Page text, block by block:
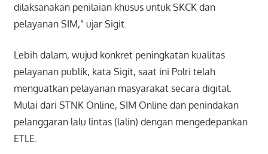
dilaksanakan penilaian khusus untuk SKCK dan
pelayanan SIM,” ujar Sigit.
Lebih dalam, wujud konkret peningkatan kualitas
pelayanan publik, kata Sigit, saat ini Polri telah
menguatkan pelayanan masyarakat secara digital.
Mulai dari STNK Online, SIM Online dan penindakan
pelanggaran lalu lintas (lalin) dengan mengedepankan
ETLE.